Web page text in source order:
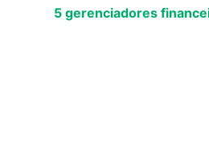
5 gerenciadores